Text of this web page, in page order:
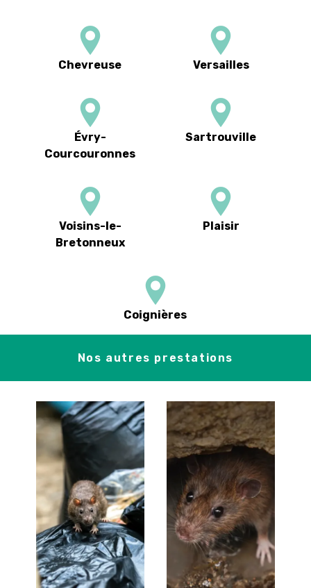
Chevreuse Versailles
Évry-
Courcouronnes
Sartrouville
Voisins-le-
Bretonneux
Plaisir
Coignières
Nos autres prestations